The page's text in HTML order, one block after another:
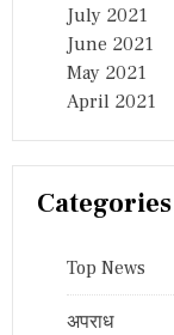
July 2021
June 2021
May 2021
April 2021
Categories
Top News
अपराध